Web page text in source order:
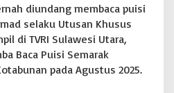
diundang membaca puisi
selaku Utusan Khusus
di TVRI Sulawesi Utara,
Baca Puisi Semarak
pada Agustus 2025.